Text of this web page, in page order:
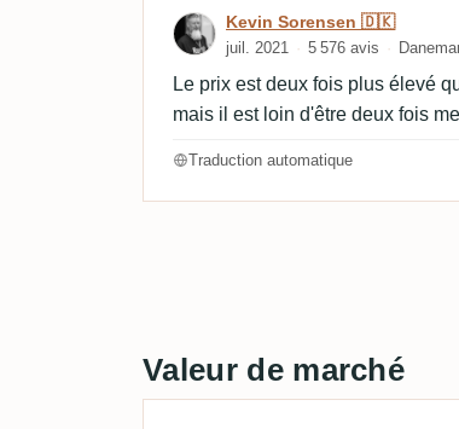
Avis de Kevin
Kevin Sorensen 🇩🇰
juil. 2021 5 576 avis
Le prix est deux fois plus élevé
mais il est loin d'être deux fois
Traduction automatique
Valeur de marché